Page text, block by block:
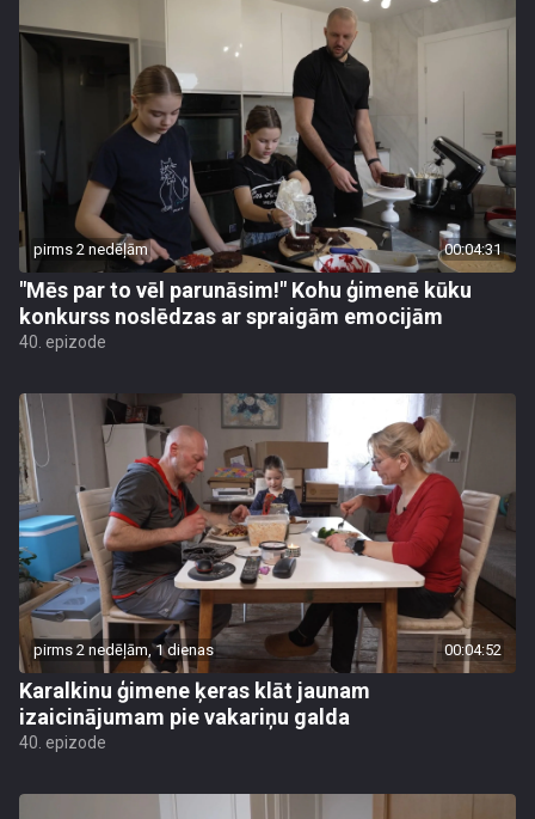
pirms 2 nedēļām 00:04:31
"Mēs par to vēl parunāsim!" Kohu ģimenē kūku
konkurss noslēdzas ar spraigām emocijām
40. epizode
pirms 2 nedēļām, 1 dienas 00:04:52
Karalkinu ģimene ķeras klāt jaunam
izaicinājumam pie vakariņu galda
40. epizode